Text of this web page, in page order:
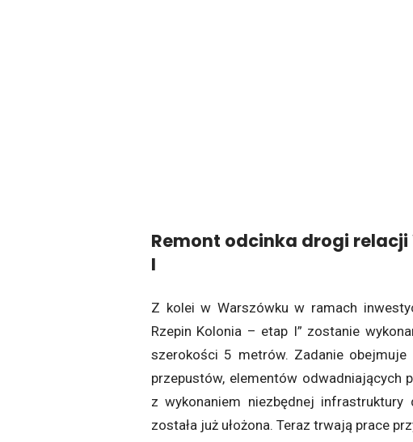
Remont odcinka drogi relacji
I
Z kolei w Warszówku w ramach
Rzepin Kolonia – etap I” zostanie
szerokości 5 metrów. Zadanie
przepustów, elementów
z wykonaniem niezbędnej
została już ułożona. Teraz trwają prace